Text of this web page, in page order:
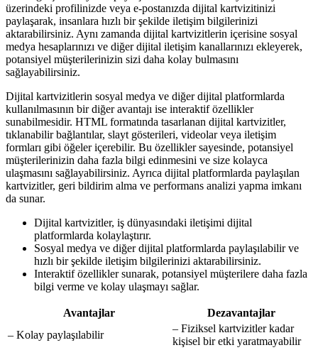
üzerindeki profilinizde veya e-postanızda dijital kartvizitinizi
paylaşarak, insanlara hızlı bir şekilde iletişim bilgilerinizi
aktarabilirsiniz. Aynı zamanda dijital kartvizitlerin içerisine sosyal
medya hesaplarınızı ve diğer dijital iletişim kanallarınızı ekleyerek,
potansiyel müşterilerinizin sizi daha kolay bulmasını
sağlayabilirsiniz.
Dijital kartvizitlerin sosyal medya ve diğer dijital platformlarda
kullanılmasının bir diğer avantajı ise interaktif özellikler
sunabilmesidir. HTML formatında tasarlanan dijital kartvizitler,
tıklanabilir bağlantılar, slayt gösterileri, videolar veya iletişim
formları gibi öğeler içerebilir. Bu özellikler sayesinde, potansiyel
müşterilerinizin daha fazla bilgi edinmesini ve size kolayca
ulaşmasını sağlayabilirsiniz. Ayrıca dijital platformlarda paylaşılan
kartvizitler, geri bildirim alma ve performans analizi yapma imkanı
da sunar.
Dijital kartvizitler, iş dünyasındaki iletişimi dijital
platformlarda kolaylaştırır.
Sosyal medya ve diğer dijital platformlarda paylaşılabilir ve
hızlı bir şekilde iletişim bilgilerinizi aktarabilirsiniz.
Interaktif özellikler sunarak, potansiyel müşterilere daha fazla
bilgi verme ve kolay ulaşmayı sağlar.
Avantajlar
Dezavantajlar
– Kolay paylaşılabilir
– Fiziksel kartvizitler kadar
kişisel bir etki yaratmayabilir